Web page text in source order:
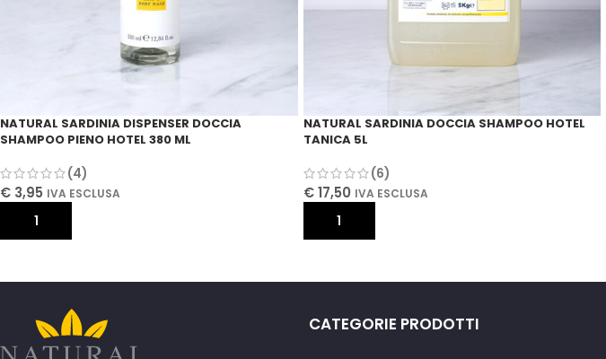
NATURAL SARDINIA DISPENSER DOCCIA
SHAMPOO PIENO HOTEL 380 ML
(4)
€ 3,95 IVA ESCLUSA
AGGIUNGI AL CARRELLO
NATURAL SARDINIA DOCCIA SHAMPOO HOTEL
TANICA 5L
(6)
€17,50 IVA ESCLUSA
AGGIUNGI AL CARRELLO
CATEGORIE PRODOTTI